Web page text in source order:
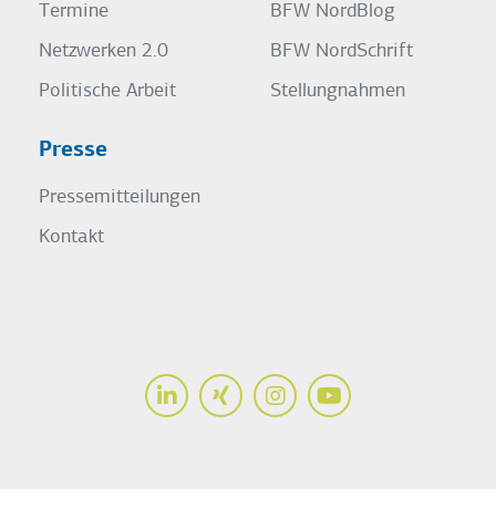
Termine
Netzwerken 2.0
Politische Arbeit
BFW NordBlog
BFW NordSchrift
Stellungnahmen
Presse
Pressemitteilungen
Kontakt
LinkedInXing InstagramYoutube